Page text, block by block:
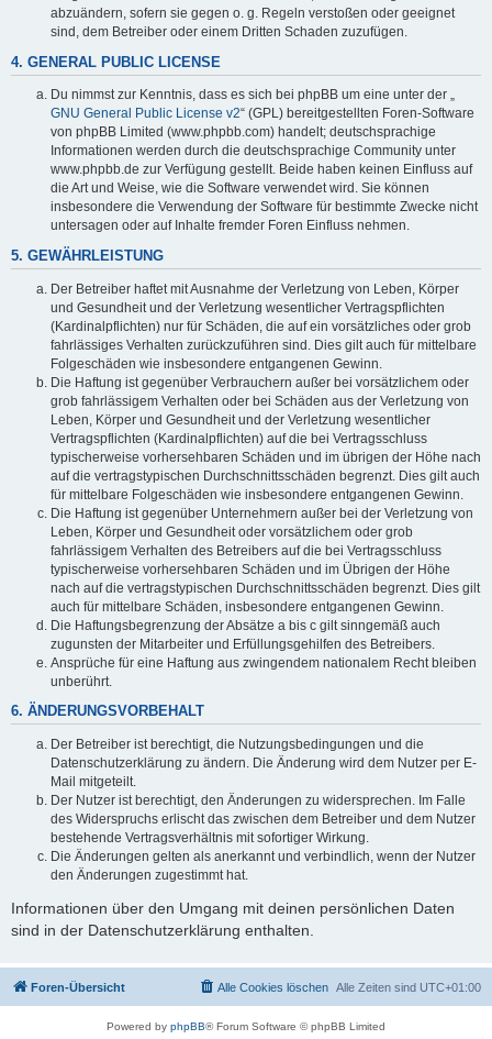
abzuändern, sofern sie gegen o. g. Regeln verstoßen oder geeignet
sind, dem Betreiber oder einem Dritten Schaden zuzufügen.
4. GENERAL PUBLIC LICENSE
Du nimmst zur Kenntnis, dass es sich bei phpBB um eine unter der „
GNU General Public License v2“ (GPL) bereitgestellten Foren-Software
von phpBB Limited (www.phpbb.com) handelt; deutschsprachige
Informationen werden durch die deutschsprachige Community unter
www.phpbb.de zur Verfügung gestellt. Beide haben keinen Einfluss auf
die Art und Weise, wie die Software verwendet wird. Sie können
insbesondere die Verwendung der Software für bestimmte Zwecke nicht
untersagen oder auf Inhalte fremder Foren Einfluss nehmen.
5. GEWÄHRLEISTUNG
Der Betreiber haftet mit Ausnahme der Verletzung von Leben, Körper
und Gesundheit und der Verletzung wesentlicher Vertragspflichten
(Kardinalpflichten) nur für Schäden, die auf ein vorsätzliches oder grob
fahrlässiges Verhalten zurückzuführen sind. Dies gilt auch für mittelbare
Folgeschäden wie insbesondere entgangenen Gewinn.
Die Haftung ist gegenüber Verbrauchern außer bei vorsätzlichem oder
grob fahrlässigem Verhalten oder bei Schäden aus der Verletzung von
Leben, Körper und Gesundheit und der Verletzung wesentlicher
Vertragspflichten (Kardinalpflichten) auf die bei Vertragsschluss
typischerweise vorhersehbaren Schäden und im übrigen der Höhe nach
auf die vertragstypischen Durchschnittsschäden begrenzt. Dies gilt auch
für mittelbare Folgeschäden wie insbesondere entgangenen Gewinn.
Die Haftung ist gegenüber Unternehmern außer bei der Verletzung von
Leben, Körper und Gesundheit oder vorsätzlichem oder grob
fahrlässigem Verhalten des Betreibers auf die bei Vertragsschluss
typischerweise vorhersehbaren Schäden und im Übrigen der Höhe
nach auf die vertragstypischen Durchschnittsschäden begrenzt. Dies gilt
auch für mittelbare Schäden, insbesondere entgangenen Gewinn.
Die Haftungsbegrenzung der Absätze a bis c gilt sinngemäß auch
zugunsten der Mitarbeiter und Erfüllungsgehilfen des Betreibers.
Ansprüche für eine Haftung aus zwingendem nationalem Recht bleiben
unberührt.
6. ÄNDERUNGSVORBEHALT
Der Betreiber ist berechtigt, die Nutzungsbedingungen und die
Datenschutzerklärung zu ändern. Die Änderung wird dem Nutzer per E-
Mail mitgeteilt.
Der Nutzer ist berechtigt, den Änderungen zu widersprechen. Im Falle
des Widerspruchs erlischt das zwischen dem Betreiber und dem Nutzer
bestehende Vertragsverhältnis mit sofortiger Wirkung.
Die Änderungen gelten als anerkannt und verbindlich, wenn der Nutzer
den Änderungen zugestimmt hat.
Informationen über den Umgang mit deinen persönlichen Daten
sind in der Datenschutzerklärung enthalten.
Foren-Übersicht Alle Zeiten sind UTC+01:00
Alle Cookies löschen
Powered by phpBB® Forum Software © phpBB Limited